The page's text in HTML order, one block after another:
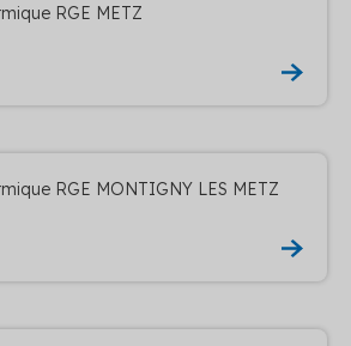
RGE METZ
RGE MONTIGNY LES METZ